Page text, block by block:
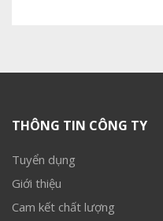
THÔNG TIN CÔNG TY
Tuyển dụng
Giới thiệu
Cam kết chất lượng